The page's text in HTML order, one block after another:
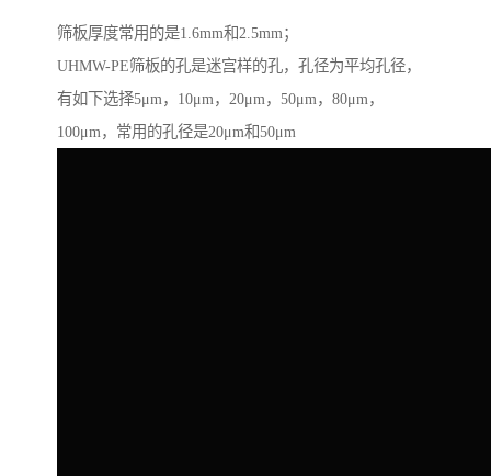
筛板厚度常用的是1.6mm和2.5mm；
UHMW-PE筛板的孔是迷宫样的孔，孔径为平均孔径，
有如下选择5μm，10μm，20μm，50μm，80μm，
100μm，常用的孔径是20μm和50μm